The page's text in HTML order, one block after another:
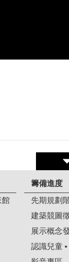
館
籌備進度
先期規劃
建築競圖
展示概念
認識兒童